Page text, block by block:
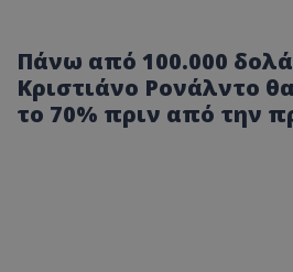
Πάνω από 100.000
Κριστιάνο Ρονάλντο
το 70% πριν από την